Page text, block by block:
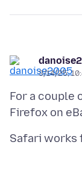
3/14/25,
For a couple